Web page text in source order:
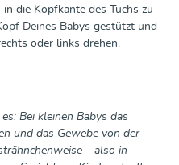
die Kopfkante des Tuchs zu
Deines Babys gestützt und
oder links drehen.
Bei kleinen Babys das
und das Gewebe von der
– also in